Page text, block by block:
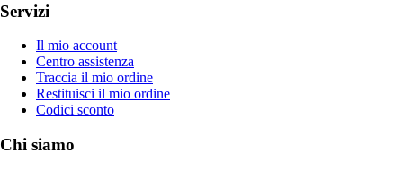
Servizi
Il mio account
Centro assistenza
Traccia il mio ordine
Restituisci il mio ordine
Codici sconto
Chi siamo